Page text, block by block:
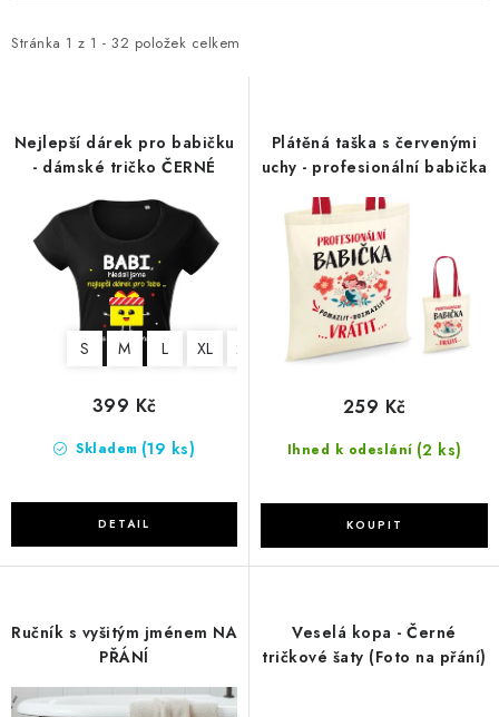
i
r
Stránka 1 z 1 - 32 položek celkem
e
p
Nejlepší dárek pro babičku
- dámské tričko ČERNÉ
S M L XL 2XL
Skladem (19 ks)
399 Kč
Plátěná taška s červenými
uchy - profesionální babička
Ihned k odeslání (2 ks)
259 Kč
Ručník s vyšitým jménem NA
PŘÁNÍ
Veselá kopa - Černé
tričkové šaty (Foto na přání)